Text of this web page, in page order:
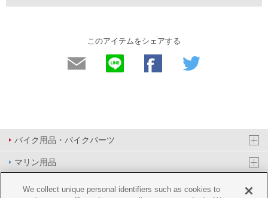
このアイテムをシェアする
バイク用品・バイクパーツ
マリン用品
PAS/YPJ用品
We collect unique personal identifiers such as cookies to